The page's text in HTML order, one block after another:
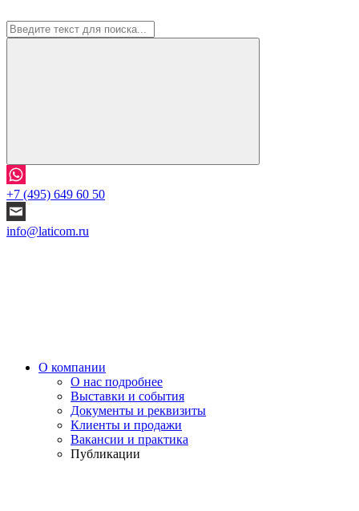
+7 (495) 649 60 50
info@laticom.ru
О компании
О нас подробнее
Выставки и события
Документы и реквизиты
Клиенты и продажи
Вакансии и практика
Публикации